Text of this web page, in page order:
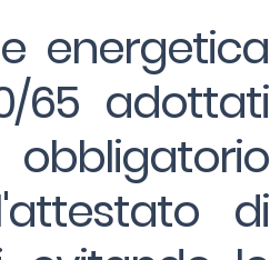
energetica
65 adottati
di